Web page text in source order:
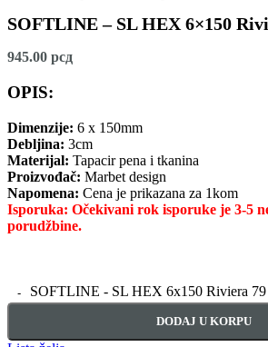
SOFTLINE – SL HEX 6×150
945.00 рсд
OPIS:
Dimenzije: 6 x 150mm
Debljina: 3cm
Materijal: Tapacir pena i tkanina
Proizvođač: Marbet design
Napomena: Cena je prikazana za 1kom
Isporuka: Očekivani rok isporuke je 3-5
porudžbine.
SOFTLINE - SL HEX 6x150 Riviera
DODAJ U KORPU